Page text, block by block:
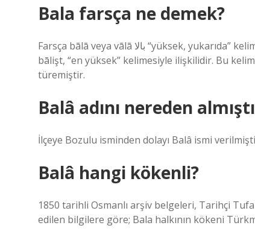
Bala farsça ne demek?
Farsça bālā veya vālā بالا “yüksek, yukarıda” kelimesinden ödünç alınmış bir kelimedir. Bu kelime Orta Farsça
bālişt, “en yüksek” kelimesiyle ilişkilidir. Bu
türemiştir.
Balâ adını nereden
İlçeye Bozulu isminden dolayı Balâ ismi
Balâ hangi kökenli?
1850 tarihli Osmanlı arşiv belgeleri, Tarihçi
edilen bilgilere göre; Bala halkının kökeni